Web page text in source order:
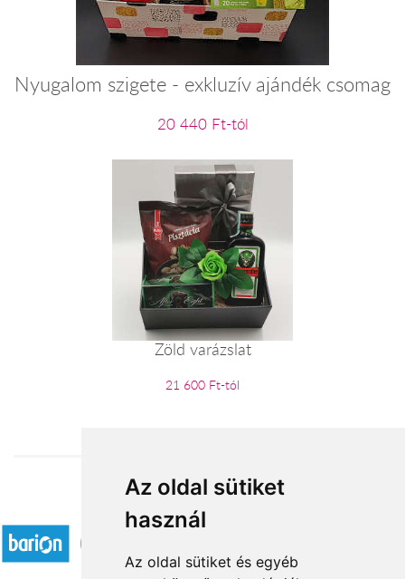
Az oldal sütiket
használ
Az oldal sütiket és egyéb
Nyugalom szigete - exkluzív ajándék csomag
20 440 Ft-tól
Zöld varázslat
21 600 Ft-tól
Elfogadott fizetési módok